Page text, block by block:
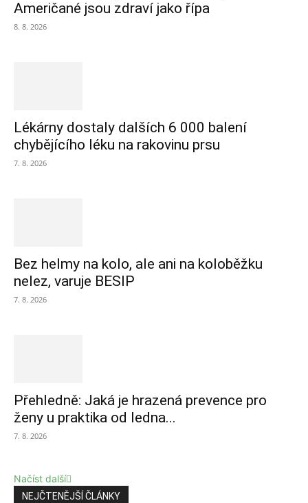
Američané jsou zdraví jako řípa
8. 8. 2026
Lékárny dostaly dalších 6 000 balení
chybějícího léku na rakovinu prsu
7. 8. 2026
Bez helmy na kolo, ale ani na koloběžku
nelez, varuje BESIP
7. 8. 2026
Přehledně: Jaká je hrazená prevence pro
ženy u praktika od ledna...
7. 8. 2026
Načíst další
NEJČTENĚJŠÍ ČLÁNKY